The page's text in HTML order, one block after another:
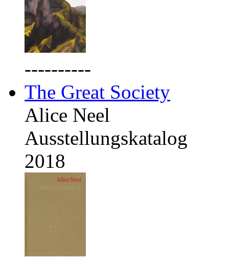
----------
The Great Society
Alice Neel
Ausstellungskatalog
2018